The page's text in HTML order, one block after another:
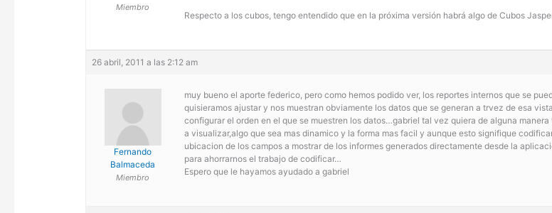
Miembro
Respecto a los cubos, tengo entendido que en la próxima versión habrá algo de Cubos
26 abril, 2011 a las 2:12 am
Fernando
Balmaceda
Miembro
muy bueno el aporte federico, pero como hemos podido ver, los reportes internos que se
quisieramos ajustar y nos muestran obviamente los datos que se generan a trvez de esa
configurar el orden en el que se muestren los datos…gabriel tal vez quiera de alguna
a visualizar,algo que sea mas dinamico y la forma mas facil y aunque esto signifique
ubicacion de los campos a mostrar de los informes generados directamente desde la
para ahorrarnos el trabajo de codificar…
Espero que le hayamos ayudado a gabriel